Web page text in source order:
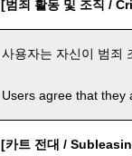
[범죄 활동 및 조직 /
사용자는 자신이 범죄
Users agree that they
[카트 전대 /